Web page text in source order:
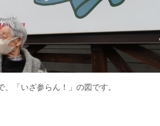
「いざ参らん！」の図です。